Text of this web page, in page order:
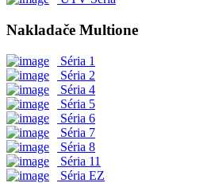
Nakladače Multione
Séria 1
Séria 2
Séria 4
Séria 5
Séria 6
Séria 7
Séria 8
Séria 11
Séria EZ